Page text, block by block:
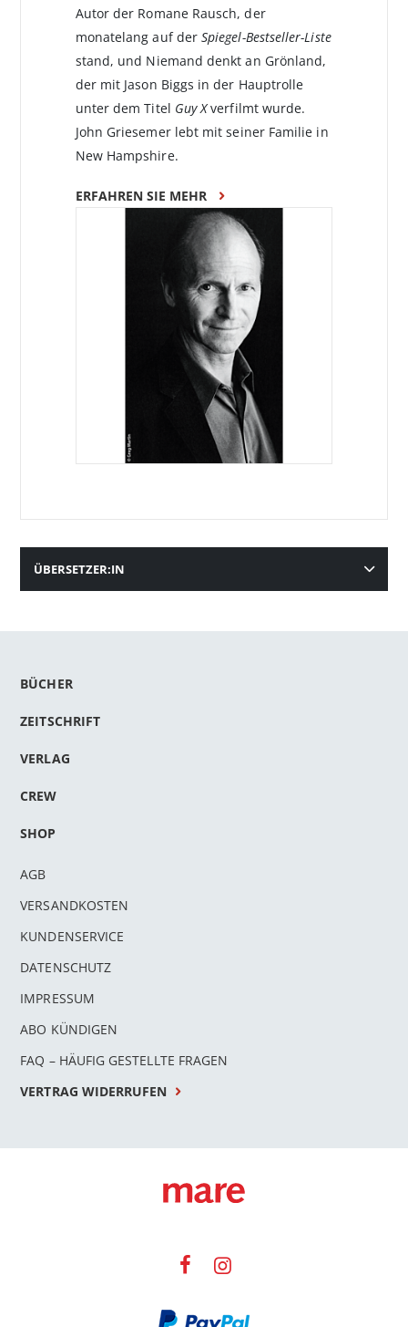
Autor der Romane Rausch, der
monatelang auf derSpiegel-Bestseller-Liste
stand, und Niemand denkt an Grönland,
der mit Jason Biggs in der Hauptrolle
unter dem Titel Guy Xverfilmt wurde.
John Griesemer lebt mit seiner Familie in
New Hampshire.
ERFAHREN SIE MEHR
ÜBERSETZER:IN
BÜCHER
ZEITSCHRIFT
VERLAG
CREW
SHOP
AGB
VERSANDKOSTEN
KUNDENSERVICE
DATENSCHUTZ
IMPRESSUM
ABO KÜNDIGEN
FAQ – HÄUFIG GESTELLTE FRAGEN
VERTRAG WIDERRUFEN